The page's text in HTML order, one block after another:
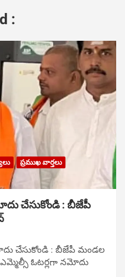
:
ప్రముఖ వార్తలు
చేసుకోండి : బీజేపీ
చేసుకోండి : బీజేపీ మండల
ఎమ్మెల్సీ ఓటర్లగా నమోదు